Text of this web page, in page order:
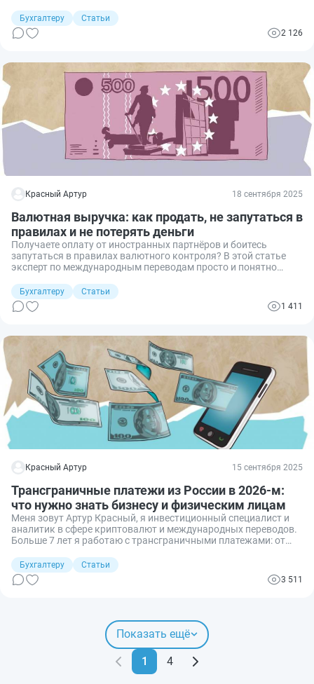
Бухгалтеру
Статьи
2 126
Красный Артур 18 сентября 2025
Валютная выручка: как продать, не запутаться в
правилах и не потерять деньги
Получаете оплату от иностранных партнёров и боитесь
запутаться в правилах валютного контроля? В этой статье
эксперт по международным переводам просто и понятно
нарваться на штрафы и не потерять деньги.
Бухгалтеру
Статьи
1 411
Красный Артур 15 сентября 2025
Трансграничные платежи из России в 2026-м:
что нужно знать бизнесу и физическим лицам
Меня зовут Артур Красный, я инвестиционный специалист и
аналитик в сфере криптовалют и международных переводов.
Больше 7 лет я работаю с трансграничными платежами: от
оборудования и вывода прибыли из зарубежных площадок.
Бухгалтеру
Статьи
3 511
Показать ещё
1 4